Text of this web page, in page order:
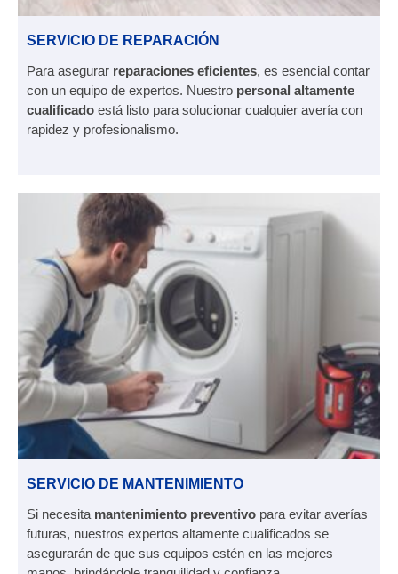
SERVICIO DE REPARACIÓN
Para asegurar reparaciones eficientes, es esencial contar
con un equipo de expertos. Nuestro personal altamente
cualificado está listo para solucionar cualquier avería con
rapidez y profesionalismo.
SERVICIO DE MANTENIMIENTO
Si necesita mantenimiento preventivo para evitar averías
futuras, nuestros expertos altamente cualificados se
asegurarán de que sus equipos estén en las mejores